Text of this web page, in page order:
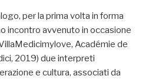
per la prima volta in forma
incontro avvenuto in occasione
Académie de
2019) due interpreti
e cultura, associati da